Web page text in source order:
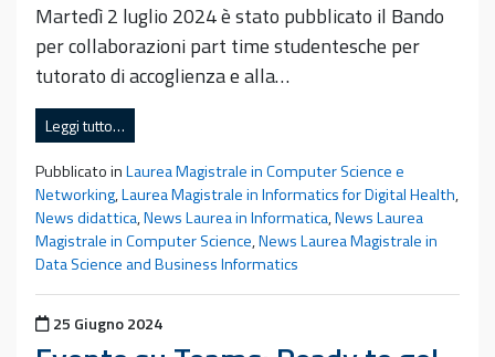
Martedì 2 luglio 2024 è stato pubblicato il Bando
per collaborazioni part time studentesche per
tutorato di accoglienza e alla…
Leggi tutto…
Pubblicato inLaurea Magistrale in Computer Science e
Networking,Laurea Magistrale in Informatics for Digital Health,
News didattica,News Laurea in Informatica,News Laurea
Magistrale in Computer Science,News Laurea Magistrale in
Data Science and Business Informatics
Pubblicato il
25 Giugno 2024